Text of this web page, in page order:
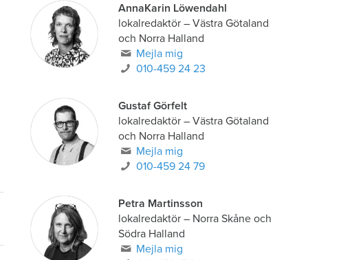
AnnaKarin Löwendahl
lokalredaktör– Västra Götaland
och Norra Halland
Mejla mig
010-459 24 23
Gustaf Görfelt
lokalredaktör– Västra Götaland
och Norra Halland
Mejla mig
010-459 24 79
Petra Martinsson
lokalredaktör– Norra Skåne och
Södra Halland
Mejla mig